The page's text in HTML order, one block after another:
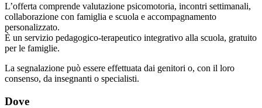
L’offerta comprende valutazione psicomotoria, incontri settimanali,
collaborazione con famiglia e scuola e accompagnamento
personalizzato.
È un servizio pedagogico-terapeutico integrativo alla scuola, gratuito
per le famiglie.
La segnalazione può essere effettuata dai genitori o, con il loro
consenso, da insegnanti o specialisti.
Dove